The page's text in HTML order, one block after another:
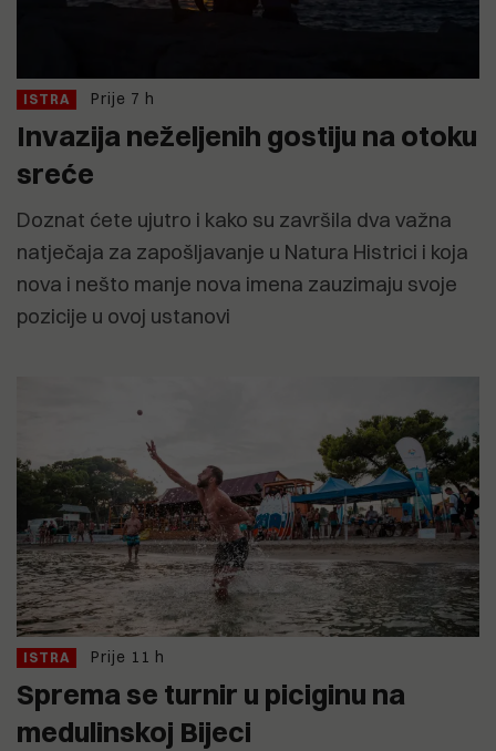
ISTRA Prije 7 h
Invazija neželjenih gostiju na otoku
sreće
Doznat ćete ujutro i kako su završila dva važna
natječaja za zapošljavanje u Natura Histrici i koja
nova i nešto manje nova imena zauzimaju svoje
pozicije u ovoj ustanovi
ISTRA Prije 11 h
Sprema se turnir u piciginu na
medulinskoj Bijeci